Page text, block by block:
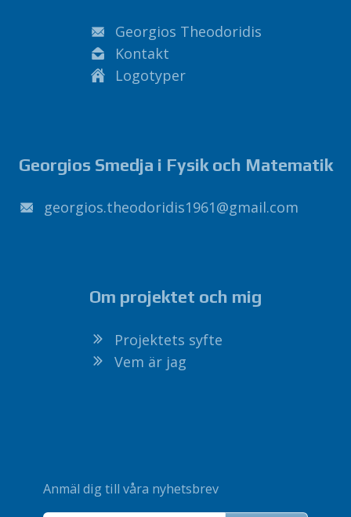
Georgios Theodoridis
Kontakt
Logotyper
Georgios Smedja i Fysik och Matematik
moc
.
liamg
@
1691sidirodoeht.soigroeg
Om projektet och mig
Projektets syfte
Vem är jag
Anmäl dig till våra nyhetsbrev